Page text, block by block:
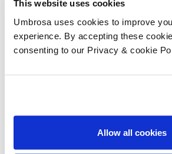
This website uses cookies
Umbrosa uses cookies to improve
experience. By accepting these
consenting to our Privacy & cookie
Allow all cookies